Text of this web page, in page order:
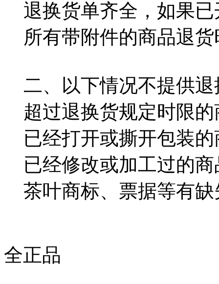
退换货单齐全，如果
所有带附件的商品退
二、以下情况不提供
超过退换货规定时限
已经打开或撕开包装
已经修改或加工过的商
茶叶商标、票据等有
全正品